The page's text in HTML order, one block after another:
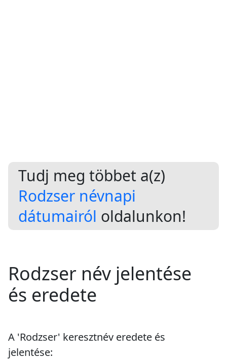
Tudj meg többet a(z)
Rodzser névnapi
dátumairól oldalunkon!
Rodzser név jelentése
és eredete
A 'Rodzser' keresztnév eredete és
jelentése: